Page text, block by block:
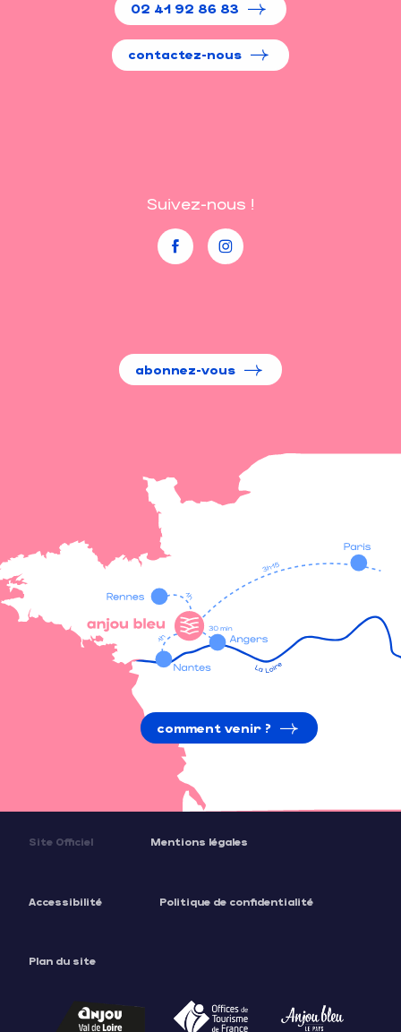
02 41 92 86 83
contactez-nous
Suivez-nous !
abonnez-vous
comment venir ?
Site Officiel Mentions légales
Accessibilité Politique de confidentialité
Plan du site